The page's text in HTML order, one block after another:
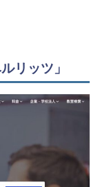
リッツ」